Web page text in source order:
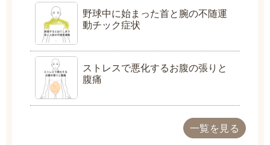
野球中に始まった首と腕の不随運
動チック症状
ストレスで悪化するお腹の張りと
腹痛
一覧を見る